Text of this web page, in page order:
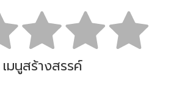
เมนูสร้างสรรค์